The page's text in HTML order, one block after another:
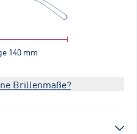
140 mm
Brillenmaße?